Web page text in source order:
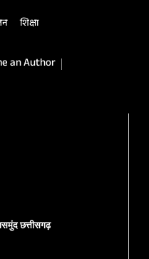
शिक्षा
an Author
छत्तीसगढ़